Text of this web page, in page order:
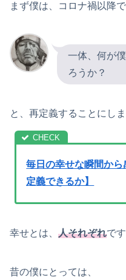
まず僕は、コロナ禍以降で
一体、何が
ろうか？
と、再定義することにしま
毎日の幸せな瞬間か
定義できるか】
幸せとは、 人それぞれです
昔の僕にとっては、